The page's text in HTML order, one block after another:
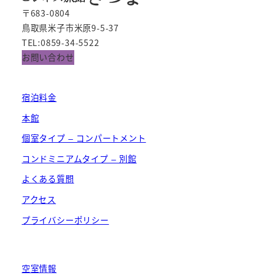
〒683-0804
鳥取県米子市米原9-5-37
TEL:0859-34-5522
お問い合わせ
宿泊料金
本館
個室タイプ – コンパートメント
コンドミニアムタイプ – 別館
よくある質問
アクセス
プライバシーポリシー
空室情報